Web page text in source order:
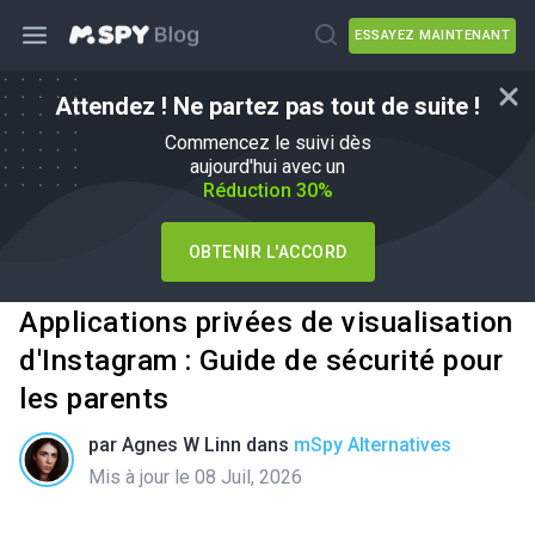
ESSAYEZ MAINTENANT
Attendez ! Ne partez pas tout de suite !
Commencez le suivi dès
aujourd'hui avec un
Réduction 30%
OBTENIR L'ACCORD
Applications privées de visualisation
d'Instagram : Guide de sécurité pour
les parents
par Agnes W Linn dans mSpy Alternatives
Mis à jour le 08 Juil, 2026